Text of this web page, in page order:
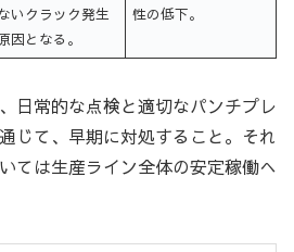
いクラック発生
因となる。
性の低下。
日常的な点検と適切なパンチプレ
じて、早期に対処すること。それ
ては生産ライン全体の安定稼働へ